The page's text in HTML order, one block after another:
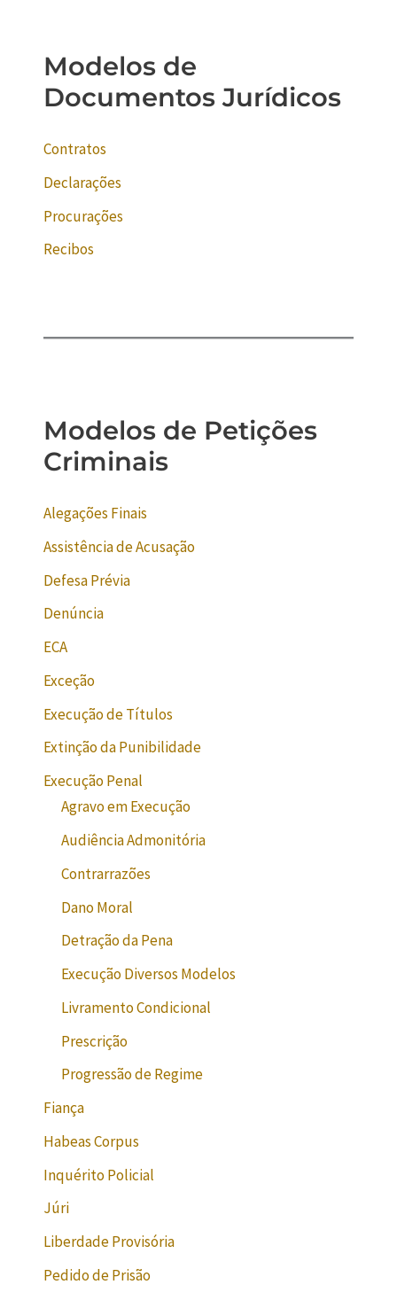
Modelos de
Documentos Jurídicos
Contratos
Declarações
Procurações
Recibos
Modelos de Petições
Criminais
Alegações Finais
Assistência de Acusação
Defesa Prévia
Denúncia
ECA
Exceção
Execução de Títulos
Extinção da Punibilidade
Execução Penal
Agravo em Execução
Audiência Admonitória
Contrarrazões
Dano Moral
Detração da Pena
Execução Diversos Modelos
Livramento Condicional
Prescrição
Progressão de Regime
Fiança
Habeas Corpus
Inquérito Policial
Júri
Liberdade Provisória
Pedido de Prisão